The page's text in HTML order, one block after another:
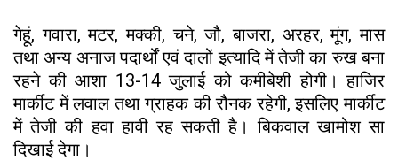
गेहूं, गवारा, मटर, मक्की, चने, जौ, बाजरा, अरहर, मूंग, मास
तथा अन्य अनाज पदार्थों एवं दालों इत्यादि में तेजी का रुख बना
रहने की आशा 13-14 जुलाई को कमीबेशी होगी। हाजिर
मार्कीट में लवाल तथा ग्राहक की रौनक रहेगी, इसलिए मार्कीट
में तेजी की हवा हावी रह सकती है। बिकवाल खामोश सा
दिखाई देगा।